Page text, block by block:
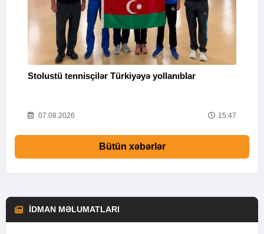
Stolustü tennisçilər Türkiyəyə yollanıblar
07.08.2026 15:47
Bütün xəbərlər
İDMAN MƏLUMATLARI